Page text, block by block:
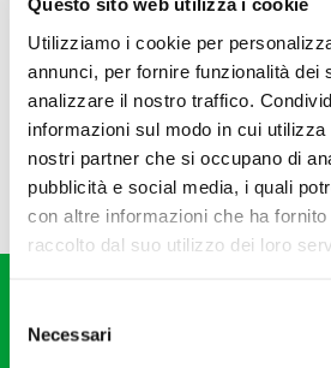
Questo sito web utilizza i cookie
Utilizziamo i cookie per
annunci, per fornire funzionalità dei
analizzare il nostro traffico.
informazioni sul modo in cui
nostri partner che si occupano di
pubblicità e social media, i quali
con altre informazioni che ha
raccolto dal suo utilizzo dei loro
delNecessari